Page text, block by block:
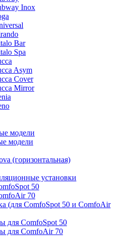
Inox
Bar
Spa
Asym
Cover
Mirror
модели
модели
(горизонтальная)
установки
50
70
(для ComfoSpot 50 и ComfoAir
для ComfoSpot 50
для ComfoAir 70